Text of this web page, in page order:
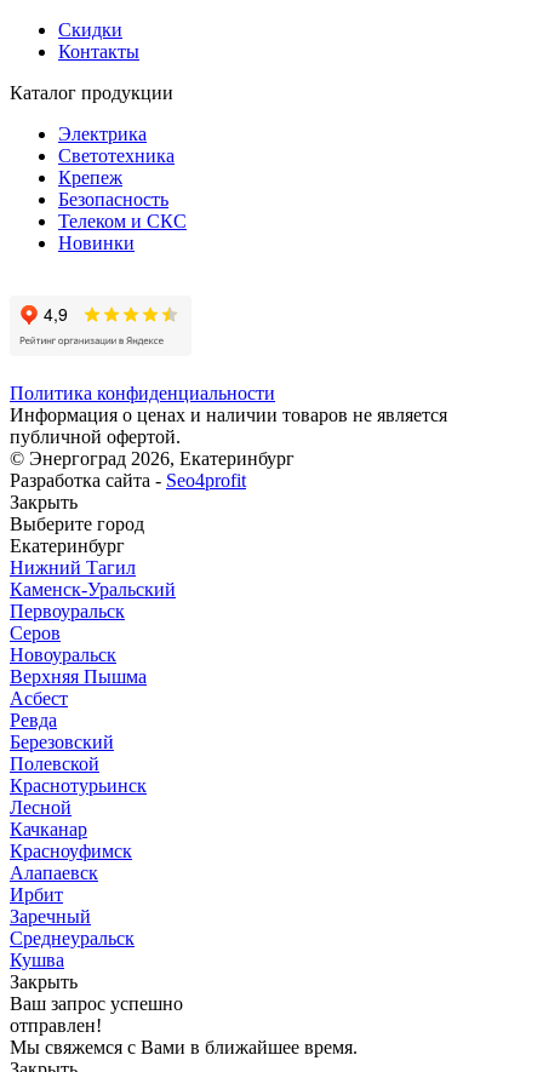
Скидки
Контакты
Каталог продукции
Электрика
Светотехника
Крепеж
Безопасность
Телеком и СКС
Новинки
Политика конфиденциальности
Информация о ценах и наличии товаров не является
публичной офертой.
© Энергоград 2026, Екатеринбург
Разработка сайта - Seo4profit
Закрыть
Выберите город
Екатеринбург
Нижний Тагил
Каменск-Уральский
Первоуральск
Серов
Новоуральск
Верхняя Пышма
Асбест
Ревда
Березовский
Полевской
Краснотурьинск
Лесной
Качканар
Красноуфимск
Алапаевск
Ирбит
Заречный
Среднеуральск
Кушва
Закрыть
Ваш запрос успешно
отправлен!
Мы свяжемся с Вами в ближайшее время.